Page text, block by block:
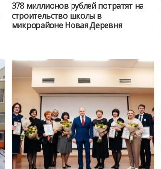
378 миллионов рублей потратят на
строительство школы в
микрорайоне Новая Деревня